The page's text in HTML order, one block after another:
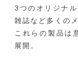
3つのオリジナ
雑誌など多くの
これらの製品は
展開。